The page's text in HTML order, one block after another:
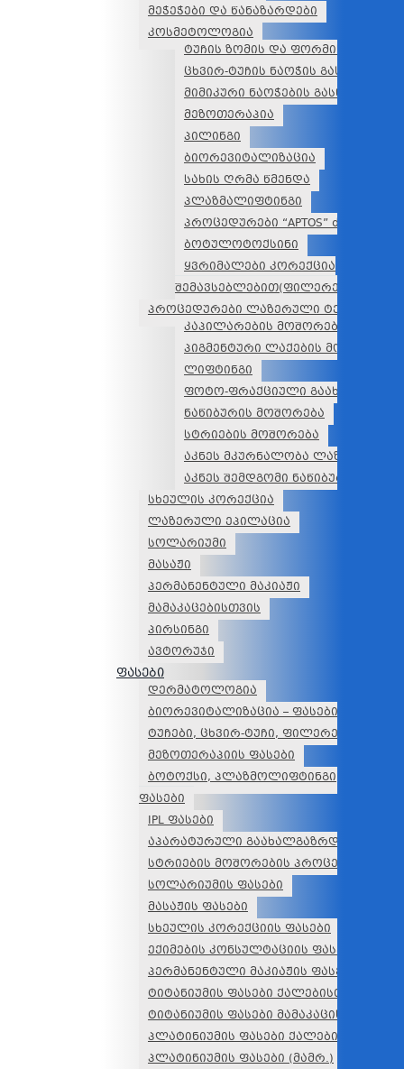
მეჭეჭები და წანაზარდები
კოსმეტოლოგია
ტუჩის ზომის და ფორმის
ცხვირ-ტუჩის ნაოჭის
მიმიკური ნაოჭების გასწორება
მეზოთერაპია
პილინგი
ბიორევიტალიზაცია
სახის ღრმა წმენდა
პლაზმალიფტინგი
პროცედურები “APTOS” ძაფებით
ბოტულოტოქსინი
ყვრიმალები კორექცია
შემავსებლებით(ფილერებით)
პროცედურები ლაზერული
კაპილარების მოშორება
პიგმენტური ლაქების მოშორება
ლიფტინგი
ფოტო-ფრაქციული
ნაწიბურის მოშორება
სტრიების მოშორება
აკნეს მკურნალობა ლაზერით
აკნეს შემდგომი ნაწიბურების
სხეულის კორექცია
ლაზერული ეპილაცია
სოლარიუმი
მასაჟი
პერმანენტული მაკიაჟი
მამაკაცებისთვის
პირსინგი
ავტორუჯი
ფასები
დერმატოლოგია
ბიორევიტალიზაცია – ფასები
ტუჩები, ცხვირ-ტუჩი, ფილერები –
მეზოთერაპიის ფასები
ბოტოქსი, პლაზმოლიფტინგი, სახის
ფასები
IPL ფასები
აპარატურული გაახალგაზრდავება
სტრიების მოშორების პროცედურის
სოლარიუმის ფასები
მასაჟის ფასები
სხეულის კორექციის ფასები
ექიმების კონსულტაციის ფასები
პერმანენტული მაკიაჟის ფასები
ტიტანიუმის ფასები ქალებისთვის
ტიტანიუმის ფასები მამაკაცისთვის
პლატინიუმის ფასები ქალებისთვის
პლატინიუმის ფასები (მამრ.)